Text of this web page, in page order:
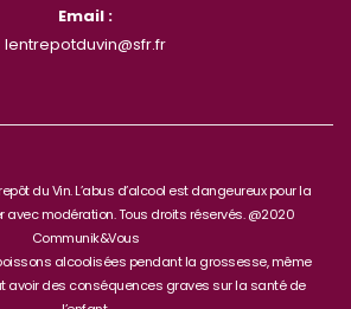
Email :
lentrepotduvin@sfr.fr
du Vin. L’abus d’alcool est dangeureux pour la
avec modération. Tous droits réservés. @2020
Communik&Vous
alcoolisées pendant la grossesse, même
avoir des conséquences graves sur la santé de